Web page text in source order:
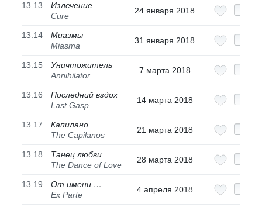
13.13
Излечение
Cure
24 января 2018
13.14
Миазмы
Miasma
31 января 2018
13.15
Уничтожитель
Annihilator
7 марта 2018
13.16
Последний вздох
Last Gasp
14 марта 2018
13.17
Капилано
The Capilanos
21 марта 2018
13.18
Танец любви
The Dance of Love
28 марта 2018
13.19
От имени …
Ex Parte
4 апреля 2018